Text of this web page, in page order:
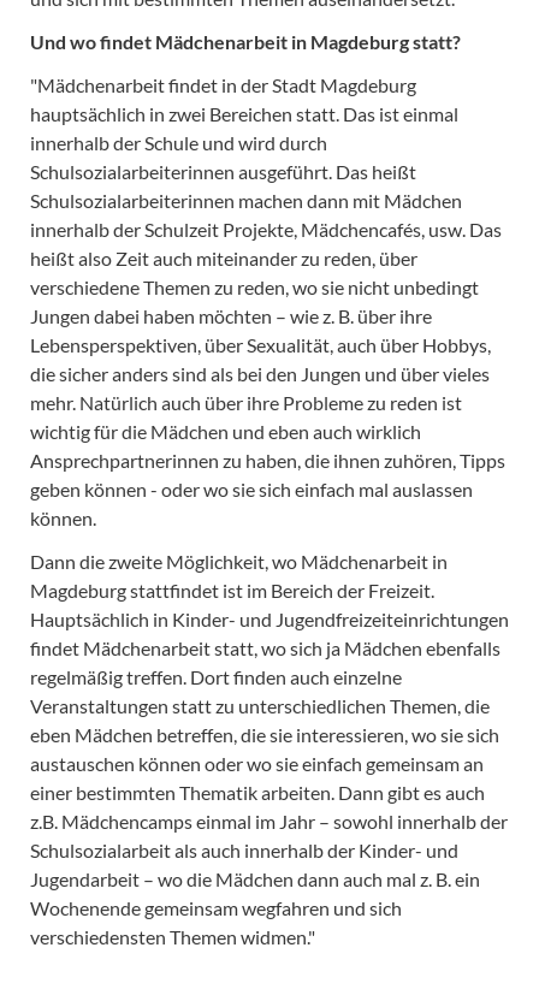
Und wo findet Mädchenarbeit in Magdeburg statt?
"Mädchenarbeit findet in der Stadt Magdeburg
hauptsächlich in zwei Bereichen statt. Das ist einmal
innerhalb der Schule und wird durch
Schulsozialarbeiterinnen ausgeführt. Das heißt
Schulsozialarbeiterinnen machen dann mit Mädchen
innerhalb der Schulzeit Projekte, Mädchencafés, usw. Das
heißt also Zeit auch miteinander zu reden, über
verschiedene Themen zu reden, wo sie nicht unbedingt
Jungen dabei haben möchten – wie z. B. über ihre
Lebensperspektiven, über Sexualität, auch über Hobbys,
die sicher anders sind als bei den Jungen und über vieles
mehr. Natürlich auch über ihre Probleme zu reden ist
wichtig für die Mädchen und eben auch wirklich
Ansprechpartnerinnen zu haben, die ihnen zuhören, Tipps
geben können - oder wo sie sich einfach mal auslassen
können.
Dann die zweite Möglichkeit, wo Mädchenarbeit in
Magdeburg stattfindet ist im Bereich der Freizeit.
Hauptsächlich in Kinder- und Jugendfreizeiteinrichtungen
findet Mädchenarbeit statt, wo sich ja Mädchen ebenfalls
regelmäßig treffen. Dort finden auch einzelne
Veranstaltungen statt zu unterschiedlichen Themen, die
eben Mädchen betreffen, die sie interessieren, wo sie sich
austauschen können oder wo sie einfach gemeinsam an
einer bestimmten Thematik arbeiten. Dann gibt es auch
z.B. Mädchencamps einmal im Jahr – sowohl innerhalb der
Schulsozialarbeit als auch innerhalb der Kinder- und
Jugendarbeit – wo die Mädchen dann auch mal z. B. ein
Wochenende gemeinsam wegfahren und sich
verschiedensten Themen widmen."